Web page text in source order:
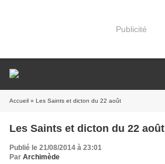
Publicité
Accueil » Les Saints et dicton du 22 août
Les Saints et dicton du 22 août
Publié le 21/08/2014 à 23:01
Par Archimède